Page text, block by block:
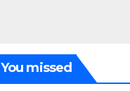
You missed